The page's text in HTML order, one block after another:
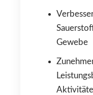
Gewebe